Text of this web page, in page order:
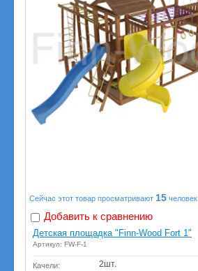
Сейчас этот товар просматривают 15 человек
Добавить к сравнению
Детская площадка "Finn-Wood Fort 1"
Артикул: FW-F-1
Качели: 2шт.